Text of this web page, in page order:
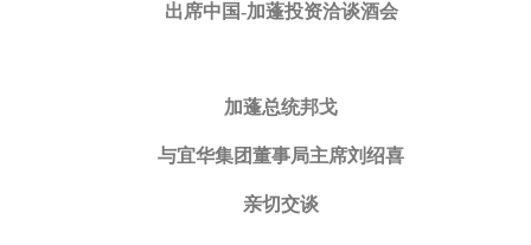
出席中国-加蓬投资洽谈酒会
加蓬总统邦戈
与宜华集团董事局主席刘绍喜
亲切交谈